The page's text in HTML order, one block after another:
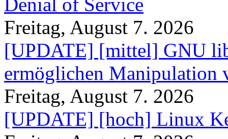
Denial of Service
Freitag, August 7. 2026
[UPDATE] [mittel] GNU
ermöglichen Manipulation
Freitag, August 7. 2026
[UPDATE] [hoch] Linux